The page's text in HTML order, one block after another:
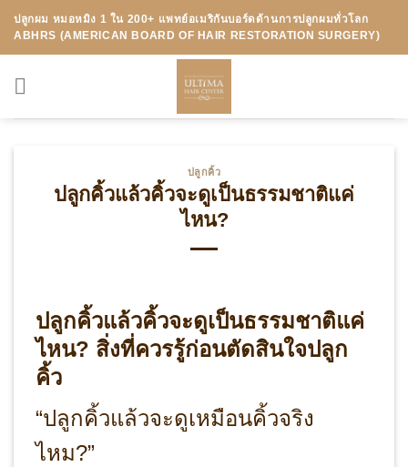
Skip
content
ปลูกผม หมอหมิง 1 ใน 200+ แพทย์อเมริกันบอร์ดด้านการปลูกผมทั่วโลก
ABHRS (AMERICAN BOARD OF HAIR RESTORATION SURGERY)
ปลูกคิ้ว
ปลูกคิ้วแล้วคิ้วจะดูเป็นธรรมชาติแค่
ไหน?
ปลูกคิ้วแล้วคิ้วจะดูเป็นธรรมชาติแค่
ไหน? สิ่งที่ควรรู้ก่อนตัดสินใจปลูก
คิ้ว
“ปลูกคิ้วแล้วจะดูเหมือนคิ้วจริง
ไหม?”